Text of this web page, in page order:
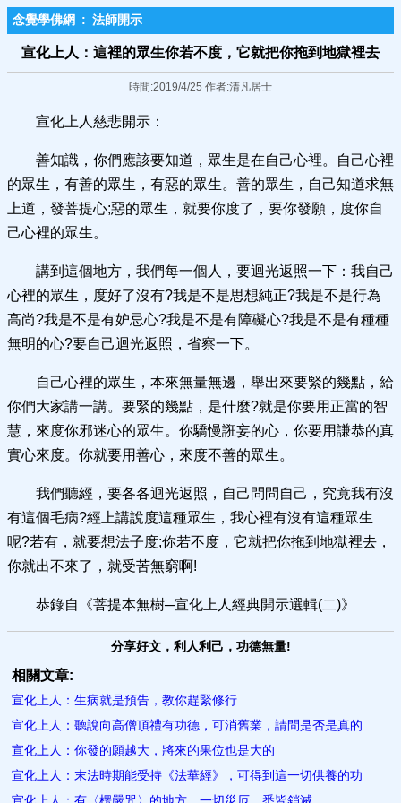
念覺學佛網 : 法師開示
宣化上人：這裡的眾生你若不度，它就把你拖到地獄裡去
時間:2019/4/25 作者:清凡居士
宣化上人慈悲開示：
善知識，你們應該要知道，眾生是在自己心裡。自己心裡
的眾生，有善的眾生，有惡的眾生。善的眾生，自己知道求無
上道，發菩提心;惡的眾生，就要你度了，要你發願，度你自
己心裡的眾生。
講到這個地方，我們每一個人，要迴光返照一下：我自己
心裡的眾生，度好了沒有?我是不是思想純正?我是不是行為
高尚?我是不是有妒忌心?我是不是有障礙心?我是不是有種種
無明的心?要自己迴光返照，省察一下。
自己心裡的眾生，本來無量無邊，舉出來要緊的幾點，給
你們大家講一講。要緊的幾點，是什麼?就是你要用正當的智
慧，來度你邪迷心的眾生。你驕慢誑妄的心，你要用謙恭的真
實心來度。你就要用善心，來度不善的眾生。
我們聽經，要各各迴光返照，自己問問自己，究竟我有沒
有這個毛病?經上講說度這種眾生，我心裡有沒有這種眾生
呢?若有，就要想法子度;你若不度，它就把你拖到地獄裡去，
你就出不來了，就受苦無窮啊!
恭錄自《菩提本無樹─宣化上人經典開示選輯(二)》
分享好文，利人利己，功德無量!
相關文章:
宣化上人：生病就是預告，教你趕緊修行
宣化上人：聽說向高僧頂禮有功德，可消舊業，請問是否是真的
宣化上人：你發的願越大，將來的果位也是大的
宣化上人：末法時期能受持《法華經》，可得到這一切供養的功